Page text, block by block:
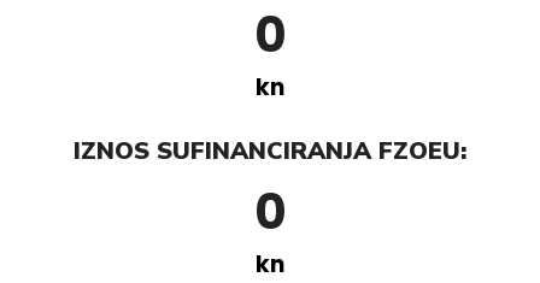
kn
0
IZNOS SUFINANCIRANJA FZOEU:
kn
0